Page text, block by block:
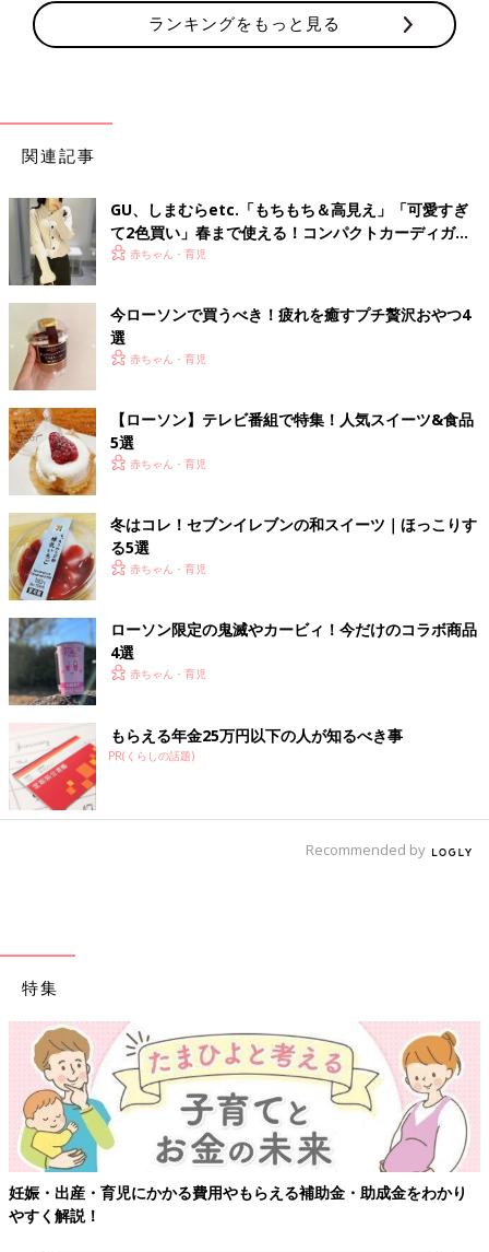
ランキングをもっと見る
関連記事
GU、しまむらetc.「もちもち＆高見え」「可愛すぎ
て2色買い」春まで使える！コンパクトカーディガン4
選 赤ちゃん・育児
今ローソンで買うべき！疲れを癒すプチ贅沢おやつ4
選
赤ちゃん・育児
【ローソン】テレビ番組で特集！人気スイーツ&食品
5選
赤ちゃん・育児
冬はコレ！セブンイレブンの和スイーツ｜ほっこりす
る5選
赤ちゃん・育児
ローソン限定の鬼滅やカービィ！今だけのコラボ商品
4選
赤ちゃん・育児
もらえる年金25万円以下の人が知るべき事
PR(くらしの話題)
Recommended by
特集
児にかかる費用やもらえる補助金・助成金をわかり 【ワクチン接